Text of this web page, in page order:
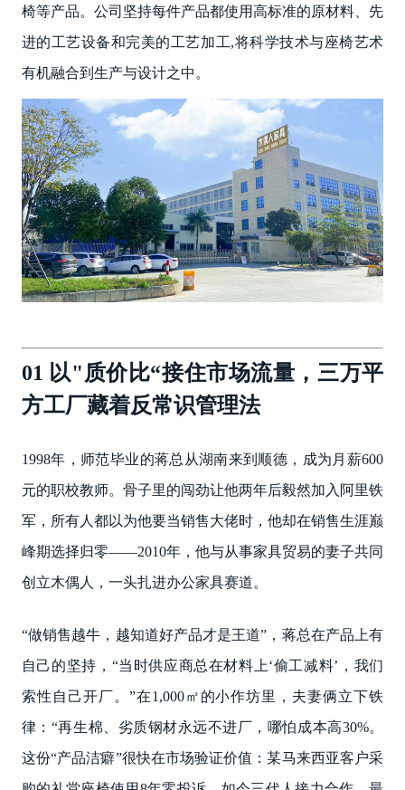
椅等产品。公司坚持每件产品都使用高标准的原材料、先
进的工艺设备和完美的工艺加工,将科学技术与座椅艺术
有机融合到生产与设计之中。
01 以"质价比“接住市场流量，三万平
方工厂藏着反常识管理法
1998年，师范毕业的蒋总从湖南来到顺德，成为月薪600
元的职校教师。骨子里的闯劲让他两年后毅然加入阿里铁
军，所有人都以为他要当销售大佬时，他却在销售生涯巅
峰期选择归零——2010年，他与从事家具贸易的妻子共同
创立木偶人，一头扎进办公家具赛道。
“做销售越牛，越知道好产品才是王道”，蒋总在产品上有
自己的坚持，“当时供应商总在材料上‘偷工减料’，我们
索性自己开厂。”在1,000㎡的小作坊里，夫妻俩立下铁
律：“再生棉、劣质钢材永远不进厂，哪怕成本高30%。
这份“产品洁癖”很快在市场验证价值：某马来西亚客户采